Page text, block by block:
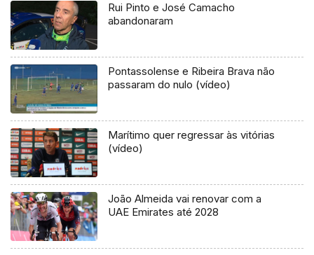
Rui Pinto e José Camacho
abandonaram
Pontassolense e Ribeira Brava não
passaram do nulo (vídeo)
Marítimo quer regressar às vitórias
(vídeo)
João Almeida vai renovar com a
UAE Emirates até 2028